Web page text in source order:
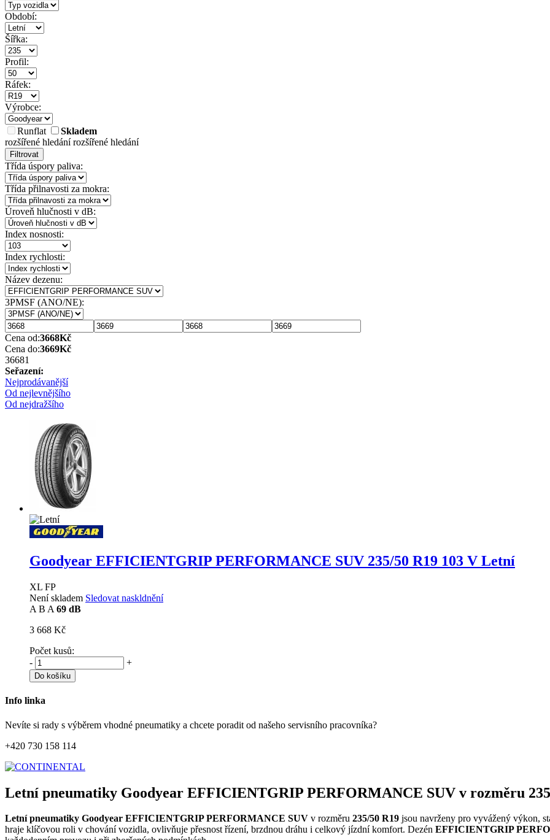
Období:
Šířka:
Profil:
Ráfek:
Výrobce:
Runflat
Skladem
rozšířené hledánírozšířené hledání
Filtrovat
Třída úspory paliva:
Třída přilnavosti za mokra:
Úroveň hlučnosti v dB:
Index nosnosti:
Index rychlosti:
Název dezenu:
3PMSF (ANO/NE):
Cena od:3668Kč
Cena do:3669Kč
36681
Seřazení:
Nejprodávanější
Od nejlevnějšího
Od nejdražšího
Goodyear EFFICIENTGRIP PERFORMANCE SUV 235/50 R19 103 V Letní
XL FP
Není skladem Sledovat naskldnění
A B A 69 dB
3 668 Kč
Počet kusů:
-
+
Do košíku
Info linka
Nevíte si rady s výběrem vhodné pneumatiky a chcete poradit od našeho servisního pracovníka?
+420 730 158 114
Letní pneumatiky Goodyear EFFICIENTGRIP PERFORMANCE SUV v rozměru
Letní pneumatiky Goodyear EFFICIENTGRIP PERFORMANCE SUV v rozměru 235/50 R19 jsou navrženy pro vyvážený výkon,
hraje klíčovou roli v chování vozidla, ovlivňuje přesnost řízení, brzdnou dráhu i celkový jízdní komfort. Dezén EFFICIENTGRIP